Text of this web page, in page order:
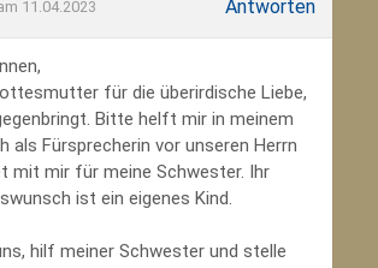
11.04.2023 Antworten
für die überirdische Liebe,
Bitte helft mir in meinem
als Fürsprecherin vor unseren Herrn
mit mir für meine Schwester. Ihr
ist ein eigenes Kind.
hilf meiner Schwester und stelle